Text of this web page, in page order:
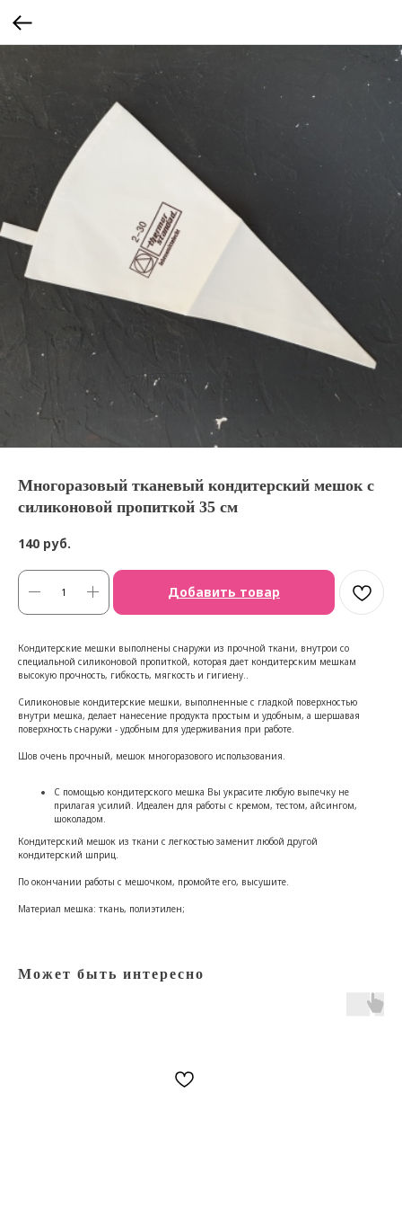
Многоразовый тканевый кондитерский мешок с
силиконовой пропиткой 35 см
140 руб.
Добавить товар
Кондитерские мешки выполнены снаружи из прочной ткани, внутрои со
специальной силиконовой пропиткой, которая дает кондитерским мешкам
высокую прочность, гибкость, мягкость и гигиену..
Силиконовые кондитерские мешки, выполненные с гладкой поверхностью
внутри мешка, делает нанесение продукта простым и удобным, а шершавая
поверхность снаружи - удобным для удерживания при работе.
Шов очень прочный, мешок многоразового использования.
С помощью кондитерского мешка Вы украсите любую выпечку не
прилагая усилий. Идеален для работы с кремом, тестом, айсингом,
шоколадом.
Кондитерский мешок из ткани с легкостью заменит любой другой
кондитерский шприц.
По окончании работы с мешочком, промойте его, высушите.
Материал мешка: ткань, полиэтилен;
Может быть интересно